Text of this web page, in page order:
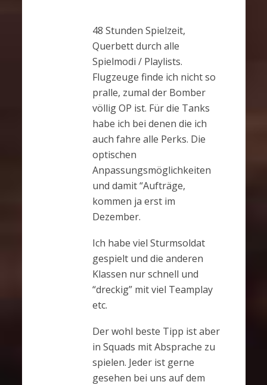
48 Stunden Spielzeit,
Querbett durch alle
Spielmodi / Playlists.
Flugzeuge finde ich nicht so
pralle, zumal der Bomber
völlig OP ist. Für die Tanks
habe ich bei denen die ich
auch fahre alle Perks. Die
optischen
Anpassungsmöglichkeiten
und damit “Aufträge,
kommen ja erst im
Dezember.
Ich habe viel Sturmsoldat
gespielt und die anderen
Klassen nur schnell und
“dreckig” mit viel Teamplay
etc.
Der wohl beste Tipp ist aber
in Squads mit Absprache zu
spielen. Jeder ist gerne
gesehen bei uns auf dem